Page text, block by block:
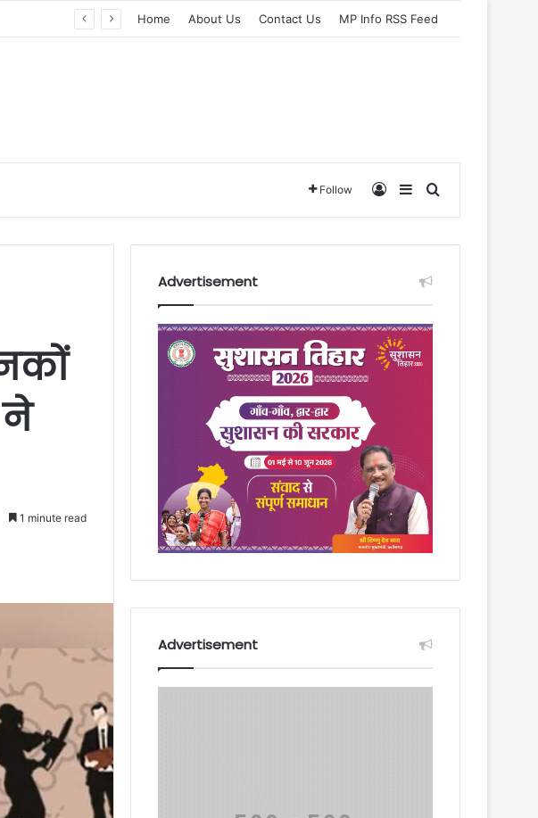
Home About Us Contact Us MP Info RSS Feed
Follow Log InSidebarSearch for
ने
1 minute read
Advertisement
Advertisement